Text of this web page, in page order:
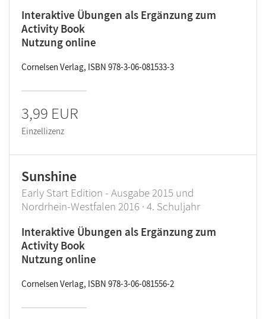
Interaktive Übungen als Ergänzung zum
Activity Book
Nutzung online
Cornelsen Verlag, ISBN 978-3-06-081533-3
3,99 EUR
Einzellizenz
Sunshine
Early Start Edition - Ausgabe 2015 und
Nordrhein-Westfalen 2016 · 4. Schuljahr
Interaktive Übungen als Ergänzung zum
Activity Book
Nutzung online
Cornelsen Verlag, ISBN 978-3-06-081556-2